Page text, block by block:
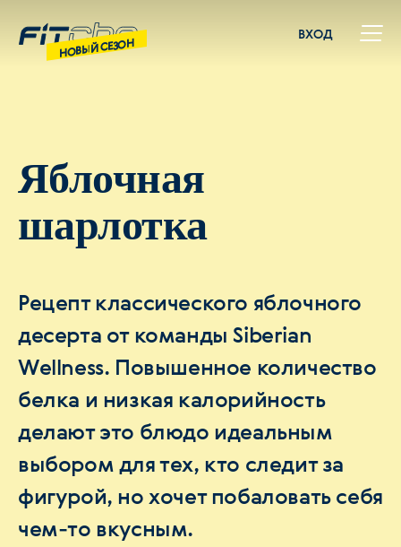
Яблочная
шарлотка
Рецепт классического яблочного
десерта от команды Siberian
Wellness. Повышенное количество
белка и низкая калорийность
делают это блюдо идеальным
выбором для тех, кто следит за
фигурой, но хочет побаловать себя
чем-то вкусным.
НОВЫЙ СЕЗОН
ВХОД